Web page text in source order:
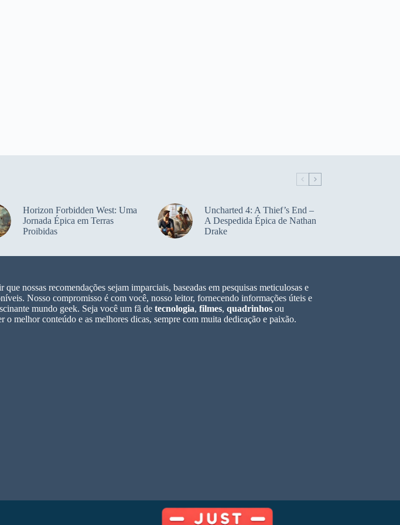
Horizon Forbidden West: Uma
Jornada Épica em Terras
Proibidas
Uncharted 4: A Thief’s End –
A Despedida Épica de Nathan
Drake
que nossas recomendações sejam imparciais, baseadas em pesquisas meticulosas e
Nosso compromisso é com você, nosso leitor, fornecendo informações úteis e
mundo geek. Seja você um fã de tecnologia, filmes, quadrinhosou
o melhor conteúdo e as melhores dicas, sempre com muita dedicação e paixão.